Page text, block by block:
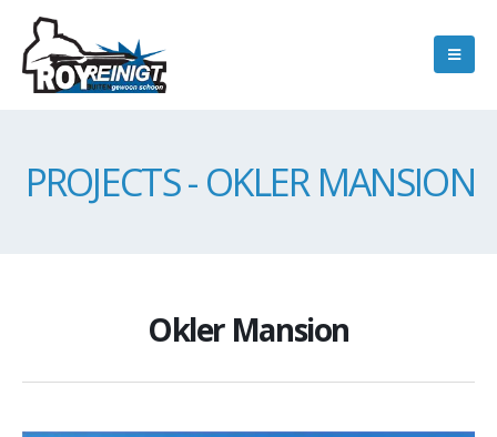
PROJECTS - OKLER MANSION
Okler Mansion